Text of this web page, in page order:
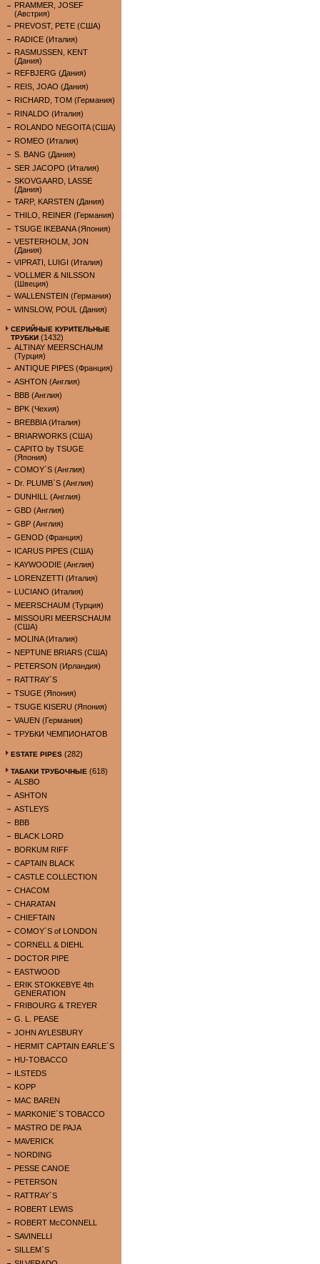
PRAMMER, JOSEF
(Австрия)
PREVOST, PETE (США)
RADICE (Италия)
RASMUSSEN, KENT
(Дания)
REFBJERG (Дания)
REIS, JOAO (Дания)
RICHARD, TOM (Германия)
RINALDO (Италия)
ROLANDO NEGOITA (США)
ROMEO (Италия)
S. BANG (Дания)
SER JACOPO (Италия)
SKOVGAARD, LASSE
(Дания)
TARP, KARSTEN (Дания)
THILO, REINER (Германия)
TSUGE IKEBANA (Япония)
VESTERHOLM, JON
(Дания)
VIPRATI, LUIGI (Италия)
VOLLMER & NILSSON
(Швеция)
WALLENSTEIN (Германия)
WINSLOW, POUL (Дания)
СЕРИЙНЫЕ КУРИТЕЛЬНЫЕ
ТРУБКИ (1432)
ALTINAY MEERSCHAUM
(Турция)
ANTIQUE PIPES (Франция)
ASHTON (Англия)
BBB (Англия)
BPK (Чехия)
BREBBIA (Италия)
BRIARWORKS (США)
CAPITO by TSUGE
(Япония)
COMOY`S (Англия)
Dr. PLUMB`S (Англия)
DUNHILL (Англия)
GBD (Англия)
GBP (Англия)
GENOD (Франция)
ICARUS PIPES (США)
KAYWOODIE (Англия)
LORENZETTI (Италия)
LUCIANO (Италия)
MEERSCHAUM (Турция)
MISSOURI MEERSCHAUM
(США)
MOLINA (Италия)
NEPTUNE BRIARS (США)
PETERSON (Ирландия)
RATTRAY`S
TSUGE (Япония)
TSUGE KISERU (Япония)
VAUEN (Германия)
ТРУБКИ ЧЕМПИОНАТОВ
ESTATE PIPES (282)
ТАБАКИ ТРУБОЧНЫЕ (618)
ALSBO
ASHTON
ASTLEYS
BBB
BLACK LORD
BORKUM RIFF
CAPTAIN BLACK
CASTLE COLLECTION
CHACOM
CHARATAN
CHIEFTAIN
COMOY`S of LONDON
CORNELL & DIEHL
DOCTOR PIPE
EASTWOOD
ERIK STOKKEBYE 4th
GENERATION
FRIBOURG & TREYER
G. L. PEASE
JOHN AYLESBURY
HERMIT CAPTAIN EARLE`S
HU-TOBACCO
ILSTEDS
KOPP
MAC BAREN
MARKONIE`S TOBACCO
MASTRO DE PAJA
MAVERICK
NORDING
PESSE CANOE
PETERSON
RATTRAY`S
ROBERT LEWIS
ROBERT McCONNELL
SAVINELLI
SILLEM`S